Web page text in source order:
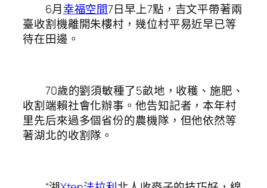
6月幸福空間7日早上7點，吉文平帶著兩
臺收割機離開朱樓村，幾位村平易近早已等
待在田邊。
70歲的劉須敏種了5畝地，收穫、施肥、
收割端賴社會化辦事。他告知記者，本年村
里先后來過多個省份的農機隊，但他依然等
著湖北的收割隊。